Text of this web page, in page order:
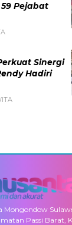
Pejabat
Sinergi
Hadiri
Mongondow
Passi Barat,